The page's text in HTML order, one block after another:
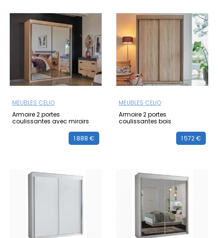
MEUBLES CELIO
Armoire 2 portes
coulissantes avec miroirs
1 888 €
MEUBLES CELIO
Armoire 2 portes
coulissantes bois
1 572 €